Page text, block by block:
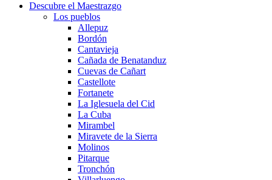
Descubre el Maestrazgo
Los pueblos
Allepuz
Bordón
Cantavieja
Cañada de Benatanduz
Cuevas de Cañart
Castellote
Fortanete
La Iglesuela del Cid
La Cuba
Mirambel
Miravete de la Sierra
Molinos
Pitarque
Tronchón